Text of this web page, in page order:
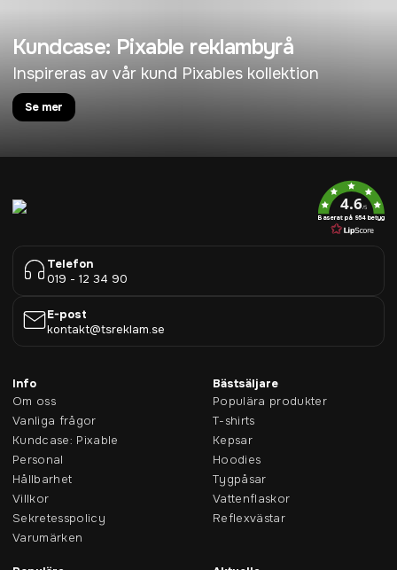
Kundcase: Pixable reklambyrå
Inspireras av vår kund Pixables kollektion
Se mer
4.6/5
Baserat på 954 betyg
Telefon
019 - 12 34 90
E-post
kontakt@tsreklam.se
Info
Om oss
Vanliga frågor
Kundcase: Pixable
Personal
Hållbarhet
Villkor
Sekretesspolicy
Varumärken
Bästsäljare
Populära produkter
T-shirts
Kepsar
Hoodies
Tygpåsar
Vattenflaskor
Reflexvästar